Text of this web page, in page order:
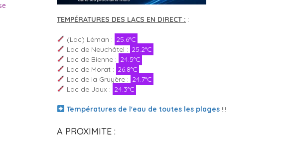
TEMPÉRATURES DES LACS EN DIRECT : :
(Lac) Léman : 25.6°C
Lac de Neuchâtel : 25.2°C
Lac de Bienne : 24.5°C
Lac de Morat : 26.8°C
Lac de la Gruyère : 24.7°C
Lac de Joux : 24.3°C
Températures de l'eau de toutes les plages!!!
A PROXIMITE :